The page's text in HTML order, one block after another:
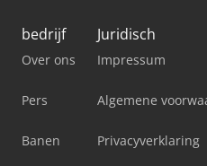
bedrijf
Over ons
Pers
Banen
Juridisch
Impressum
Algemene
Privacyverklaring